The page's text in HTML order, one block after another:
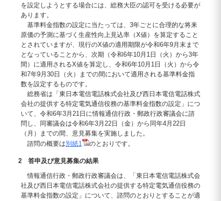
を設定しようとする場合には、総務大臣の認可を受ける必要が
あります。
基準料金指数の設定に当たっては、3年ごとに合理的な将来
原価の予測に基づく生産性向上見込率（X値）を算定すること
とされていますが、現行のX値の適用期限が令和6年9月末まで
となっていることから、次期（令和6年10月1日（火）から3年
間）に適用されるX値を算定し、令和6年10月1日（火）から令
和7年9月30日（火）までの間において適用される基準料金指
数を設定するものです。
総務省は「東日本電信電話株式会社及び西日本電信電話株式
会社の提供する特定電気通信役務の基準料金指数の設定」につ
いて、令和6年3月21日に情報通信行政・郵政行政審議会に諮
問し、同審議会は令和6年3月22日（金）から同年4月22日
（月）までの間、意見募集を実施しました。
諮問の概要は別紙1 のとおりです。
2 答申及び意見募集の結果
情報通信行政・郵政行政審議会は、「東日本電信電話株式会
社及び西日本電信電話株式会社の提供する特定電気通信役務の
基準料金指数の設定」について、諮問のとおりとすることが適